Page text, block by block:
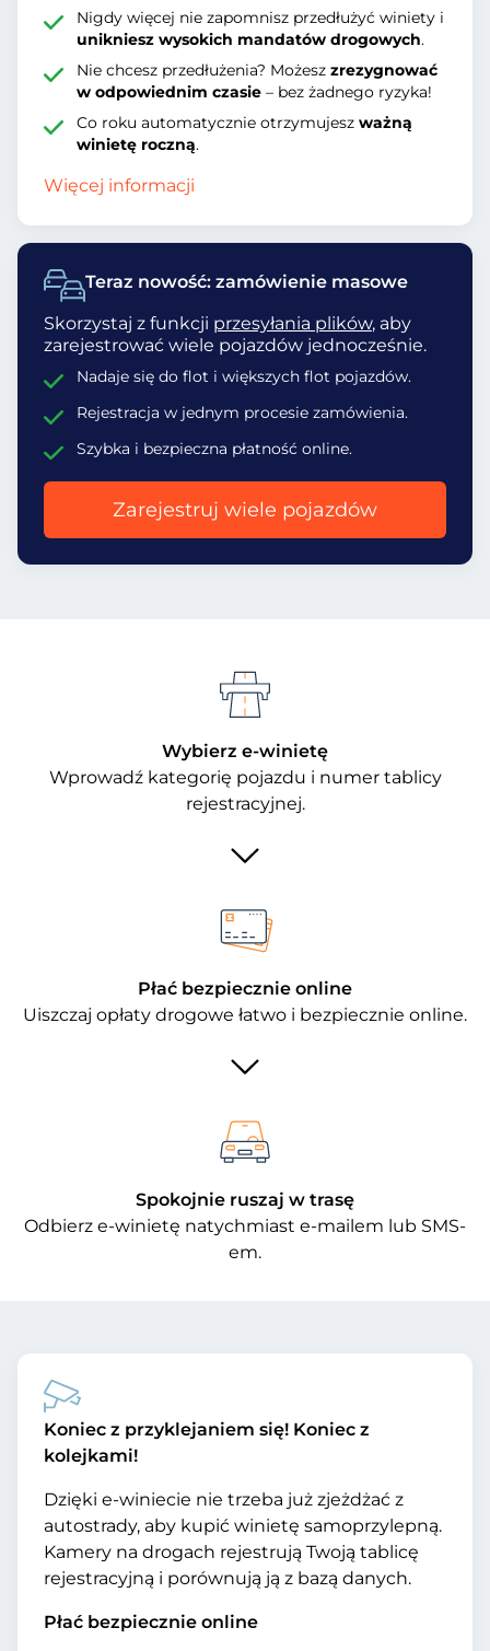
Teraz nowość: zamówienie masowe
Skorzystaj z funkcji przesyłania plików, aby
zarejestrować wiele pojazdów jednocześnie.
Nadaje się do flot i większych flot pojazdów.
Rejestracja w jednym procesie zamówienia.
Szybka i bezpieczna płatność online.
Zarejestruj wiele pojazdów
Nigdy więcej nie zapomnisz przedłużyć winiety i
unikniesz wysokich mandatów drogowych.
Nie chcesz przedłużenia? Możeszzrezygnować
w odpowiednim czasie – bez żadnego ryzyka!
Co roku automatycznie otrzymujeszważną
winietę roczną.
Więcej informacji
Wybierz e-winietę
Wprowadź kategorię pojazdu i numer tablicy
rejestracyjnej.
Płać bezpiecznie online
Uiszczaj opłaty drogowe łatwo i bezpiecznie online.
Spokojnie ruszaj w trasę
Odbierz e-winietę natychmiast e-mailem lub SMS-
em.
Koniec z przyklejaniem się! Koniec z
kolejkami!
Dzięki e-winiecie nie trzeba już zjeżdżać z
autostrady, aby kupić winietę samoprzylepną.
Kamery na drogach rejestrują Twoją tablicę
rejestracyjną i porównują ją z bazą danych.
Płać bezpiecznie online